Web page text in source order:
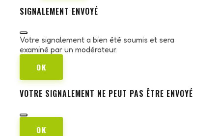
SIGNALEMENT ENVOYÉ
Votre signalement a bien été soumis et sera
examiné par un modérateur.
OK
VOTRE SIGNALEMENT NE PEUT PAS ÊTRE ENVOYÉ
OK